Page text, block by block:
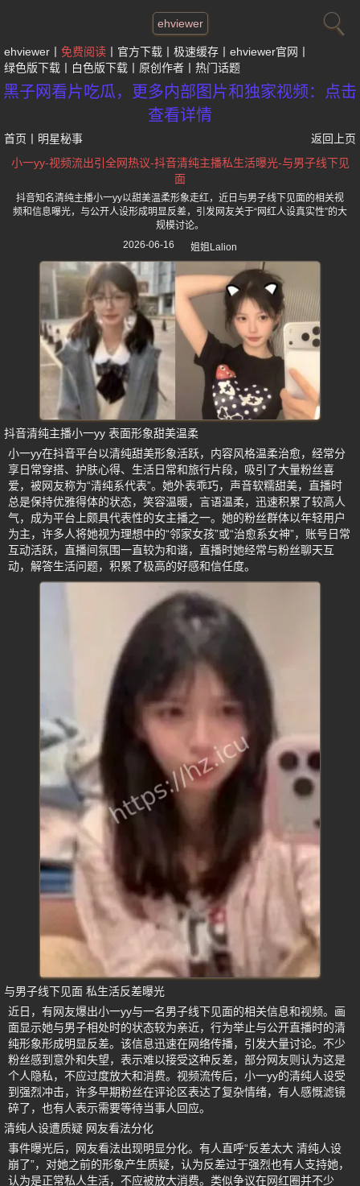
ehviewer
ehviewer 免费阅读 官方下载 极速缓存
ehviewer官网
绿色版下载
白色版下载 原创作者 热门话题
黑子网看片吃瓜，更多内部图片和独家视频：点击
查看详情
首页 明星秘事
返回上页
小一yy-视频流出引全网热议-抖音清纯主播私生活曝光-与男子线下见
面
抖音知名清纯主播小一yy以甜美温柔形象走红，近日与男子线下见面的相关视
频和信息曝光，与公开人设形成明显反差，引发网友关于“网红人设真实性”的大
规模讨论。
2026-06-16
姐姐Lalion
抖音清纯主播小一yy 表面形象甜美温柔
小一yy在抖音平台以清纯甜美形象活跃，内容风格温柔治愈，经常分
享日常穿搭、护肤心得、生活日常和旅行片段，吸引了大量粉丝喜
爱，被网友称为“清纯系代表”。她外表乖巧，声音软糯甜美，直播时
总是保持优雅得体的状态，笑容温暖，言语温柔，迅速积累了较高人
气，成为平台上颇具代表性的女主播之一。她的粉丝群体以年轻用户
为主，许多人将她视为理想中的“邻家女孩”或“治愈系女神”，账号日常
互动活跃，直播间氛围一直较为和谐，直播时她经常与粉丝聊天互
动，解答生活问题，积累了极高的好感和信任度。
与男子线下见面 私生活反差曝光
近日，有网友爆出小一yy与一名男子线下见面的相关信息和视频。画
面显示她与男子相处时的状态较为亲近，行为举止与公开直播时的清
纯形象形成明显反差。该信息迅速在网络传播，引发大量讨论。不少
粉丝感到意外和失望，表示难以接受这种反差，部分网友则认为这是
个人隐私，不应过度放大和消费。视频流传后，小一yy的清纯人设受
到强烈冲击，许多早期粉丝在评论区表达了复杂情绪，有人感慨滤镜
碎了，也有人表示需要等待当事人回应。
清纯人设遭质疑 网友看法分化
事件曝光后，网友看法出现明显分化。有人直呼“反差太大 清纯人设
崩了”，对她之前的形象产生质疑，认为反差过于强烈也有人支持她，
认为是正常私人生活，不应被放大消费。类似争议在网红圈并不少